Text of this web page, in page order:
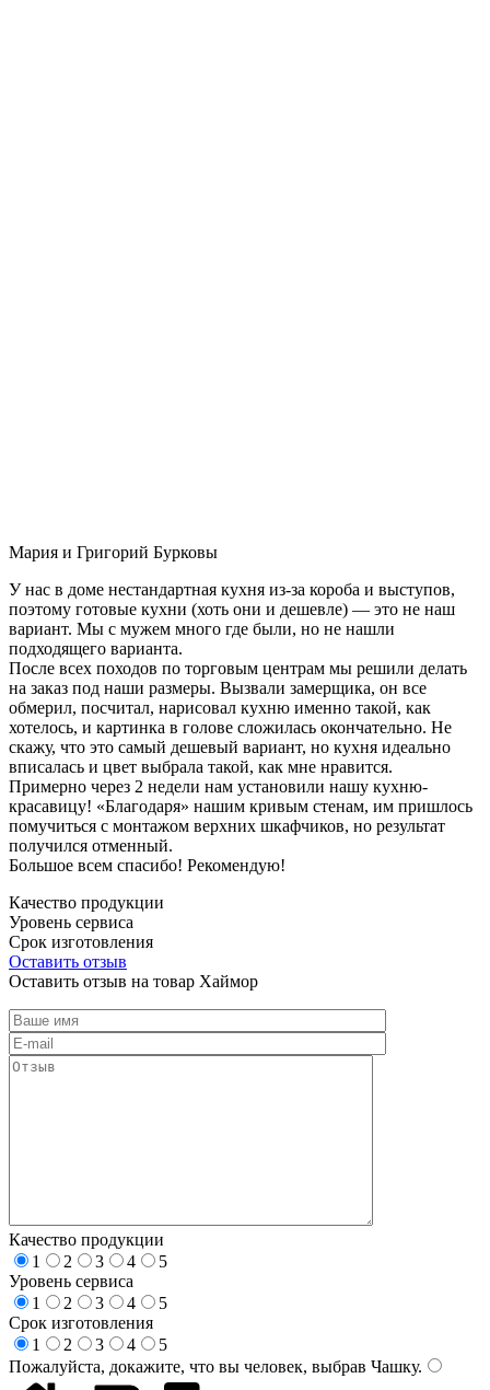
Мария и Григорий Бурковы
У нас в доме нестандартная кухня из-за короба и выступов,
поэтому готовые кухни (хоть они и дешевле) — это не наш
вариант. Мы с мужем много где были, но не нашли
подходящего варианта.
После всех походов по торговым центрам мы решили делать
на заказ под наши размеры. Вызвали замерщика, он все
обмерил, посчитал, нарисовал кухню именно такой, как
хотелось, и картинка в голове сложилась окончательно. Не
скажу, что это самый дешевый вариант, но кухня идеально
вписалась и цвет выбрала такой, как мне нравится.
Примерно через 2 недели нам установили нашу кухню-
красавицу! «Благодаря» нашим кривым стенам, им пришлось
помучиться с монтажом верхних шкафчиков, но результат
получился отменный.
Большое всем спасибо! Рекомендую!
Качество продукции
Уровень сервиса
Срок изготовления
Оставить отзыв
Оставить отзыв на товар Хаймор
Качество продукции
1
2 3 4
5
Уровень сервиса
1
2 3 4
5
Срок изготовления
1
2 3 4
5
Пожалуйста, докажите, что вы человек, выбрав Чашку.